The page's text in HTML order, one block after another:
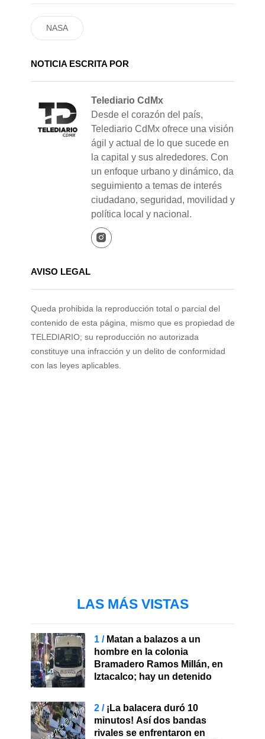
NASA
NOTICIA ESCRITA POR
Telediario CdMx
Desde el corazón del país,
Telediario CdMx ofrece una visión
ágil y actual de lo que sucede en
la capital y sus alrededores. Con
un enfoque urbano y dinámico, da
seguimiento a temas de interés
ciudadano, seguridad, movilidad y
política local y nacional.
AVISO LEGAL
Queda prohibida la reproducción total o parcial del
contenido de esta página, mismo que es propiedad de
TELEDIARIO; su reproducción no autorizada
constituye una infracción y un delito de conformidad
con las leyes aplicables.
LAS MÁS VISTAS
Matan a balazos a un
hombre en la colonia
Bramadero Ramos Millán, en
Iztacalco; hay un detenido
¡La balacera duró 10
minutos! Así dos bandas
rivales se enfrentaron en